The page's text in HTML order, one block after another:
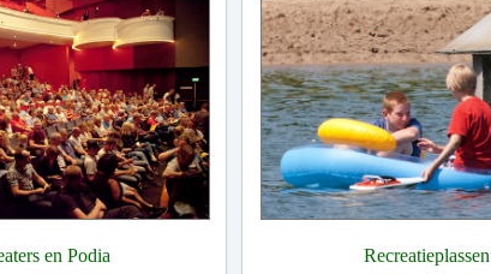
en Podia Recreatieplassen